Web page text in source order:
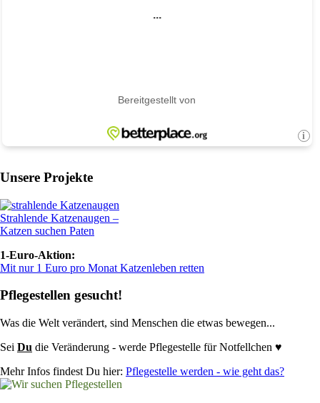
Unsere Projekte
Strahlende Katzenaugen –
Katzen suchen Paten
1-Euro-Aktion:
Mit nur 1 Euro pro Monat Katzenleben retten
Pflegestellen gesucht!
Was die Welt verändert, sind Menschen die etwas bewegen...
Sei Du die Veränderung - werde Pflegestelle für Notfellchen ♥
Mehr Infos findest Du hier: Pflegestelle werden - wie geht das?